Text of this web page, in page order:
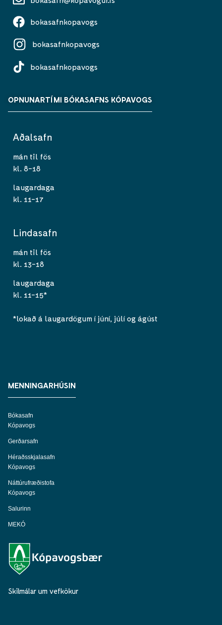
bokasafnkopavogs
bokasafnkopavogs
bokasafnkopavogs
OPNUNARTÍMI BÓKASAFNS KÓPAVOGS
Aðalsafn
mán til fös
kl. 8-18
laugardaga
kl. 11-17
Lindasafn
mán til fös
kl. 13-18
laugardaga
kl. 11-15*
*lokað á laugardögum í júní, júlí og ágúst
MENNINGARHÚSIN
Bókasafn
Kópavogs
Gerðarsafn
Héraðsskjalasafn
Kópavogs
Náttúrufræðistofa
Kópavogs
Salurinn
MEKÓ
Skilmálar um vefkökur